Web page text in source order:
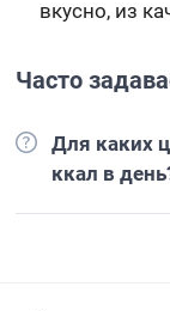
вкусно, из
Часто
Для каких
ккал в